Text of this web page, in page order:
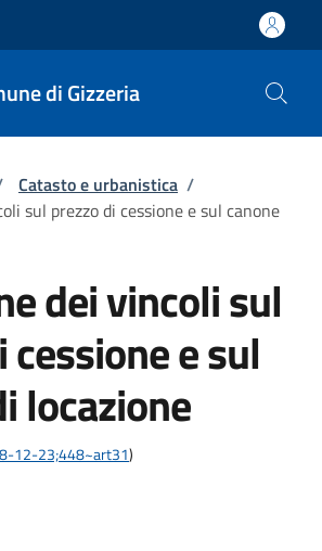
di Gizzeria
pane
Catasto e urbanistica /
sul prezzo di cessione e sul canone
dei vincoli sul
cessione e sul
locazione
12-23;448~art31)